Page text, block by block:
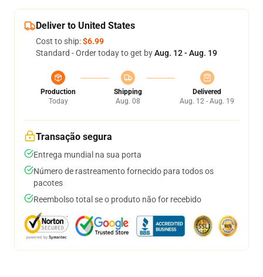
Deliver to United States
Cost to ship:$6.99
Standard - Order today to get byAug. 12 - Aug. 19
Production
Today
Shipping
Aug. 08
Delivered
Aug. 12 - Aug. 19
Transação segura
Entrega mundial na sua porta
Número de rastreamento fornecido para todos os
pacotes
Reembolso total se o produto não for recebido